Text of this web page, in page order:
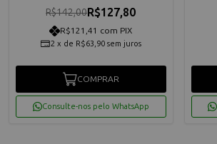
R$142,00R$127,80
R$121,41 com PIX
2 x de R$63,90 sem juros
COMPRAR
Consulte-nos pelo WhatsApp